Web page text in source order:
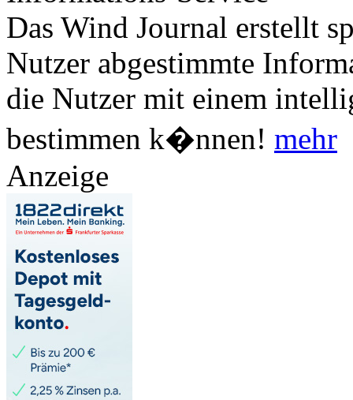
Das Wind Journal erstellt
Nutzer abgestimmte
die Nutzer mit einem
bestimmen k�nnen! mehr
Anzeige